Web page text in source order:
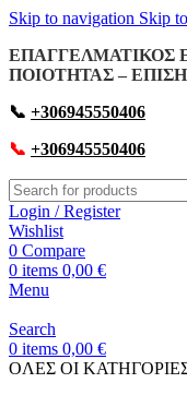
Skip to navigation Skip
ΕΠΑΓΓΕΛΜΑΤΙΚΟΣ
ΠΟΙΟΤΗΤΑΣ –
📞 +306945550406
📞 +306945550406
Login / Register
Wishlist
0 Compare
0 items 0,00 €
Menu
Search
0 items 0,00 €
OΛΕΣ ΟΙ